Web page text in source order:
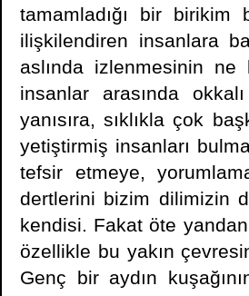
tamamladığı bir
ilişkilendiren insanlara
aslında izlenmesinin
insanlar arasında
yanısıra, sıklıkla çok
yetiştirmiş insanları
tefsir etmeye,
dertlerini bizim dilimizin
kendisi. Fakat öte
özellikle bu yakın
Genç bir aydın